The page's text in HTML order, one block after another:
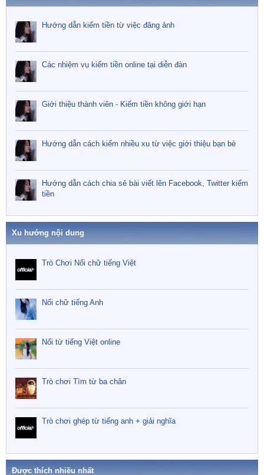
Hướng dẫn kiếm tiền từ việc đăng ảnh
Các nhiệm vụ kiếm tiền online tại diễn đàn
Giới thiệu thành viên - Kiếm tiền không giới hạn
Hướng dẫn cách kiếm nhiều xu từ việc giới thiệu bạn bè
Hướng dẫn cách chia sẻ bài viết lên Facebook, Twitter kiếm
tiền
Xu hướng nội dung
Trò Chơi Nối chữ tiếng Việt
Nối chữ tiếng Anh
Nối từ tiếng Việt online
Trò chơi Tìm từ ba chân
Trò chơi ghép từ tiếng anh + giải nghĩa
Được thích nhiều nhất